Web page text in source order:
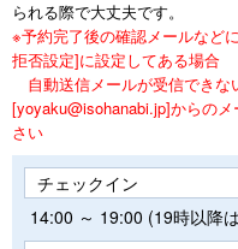
られる際で大丈夫です。
※予約完了後の確認メールなど
拒否設定]に設定してある場合
自動送信メールが受信できな
[yoyaku@isohanabi.jp]からの
さい
チェックイン
14:00 ～ 19:00 (19時以降